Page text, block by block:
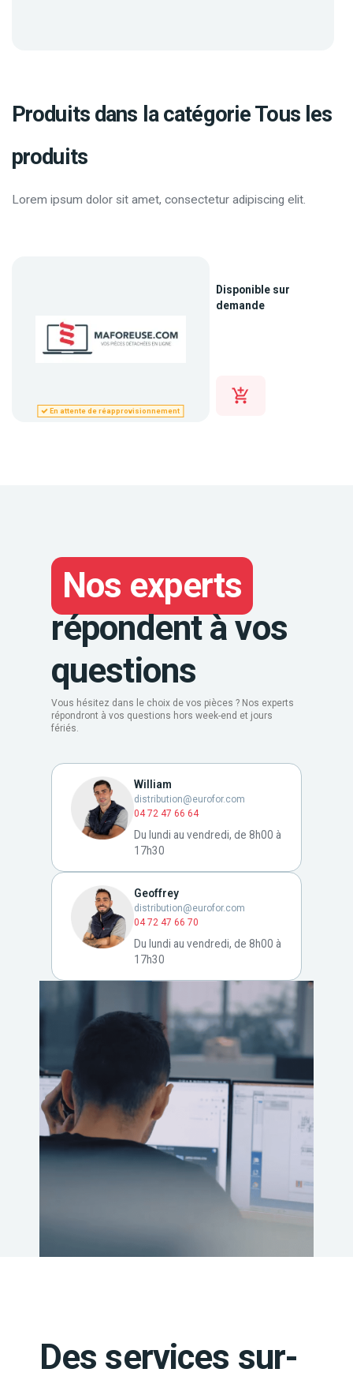
Produits dans la catégorie Tous les
produits
Lorem ipsum dolor sit amet, consectetur adipiscing elit.
En attente de réapprovisionnement
Disponible sur
demande
Nos experts
répondent à vos
questions
Vous hésitez dans le choix de vos pièces ? Nos experts
répondront à vos questions hors week-end et jours
fériés.
William
distribution@eurofor.com
04 72 47 66 64
Du lundi au vendredi, de 8h00 à
17h30
Geoffrey
distribution@eurofor.com
04 72 47 66 70
Du lundi au vendredi, de 8h00 à
17h30
Des services sur-